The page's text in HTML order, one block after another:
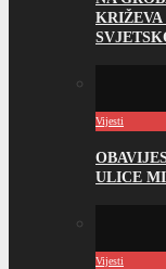
KRIŽEVA
Vijesti
ULICE
Vijesti